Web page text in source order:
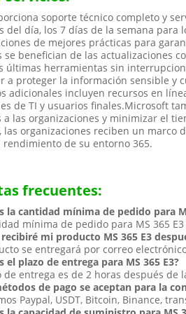
soporte técnico completo y
del día, los 7 días de la semana
de mejores prácticas para
se benefician de las actualizaciones
últimas herramientas sin
a proteger la información sensible y
adicionales incluyen recursos en
de TI y usuarios finales.Microsoft
a las organizaciones y minimizar el
las organizaciones reciben un
rendimiento de su entorno 365.
frecuentes:
la cantidad mínima de pedido para
mínima de pedido para MS 365
recibiré mi producto MS 365 E3
se entregará por correo
el plazo de entrega para MS 365 E3?
de entrega es de 2 horas después
de pago se aceptan para la
Paypal, USDT, Bitcoin, Binance,